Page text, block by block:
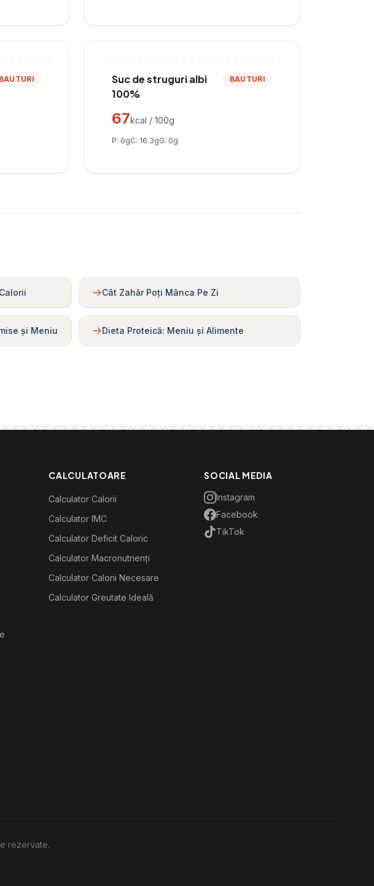
BAUTURI
Suc de struguri albi
100%
BAUTURI
67kcal / 100g
P: 0gC: 16.3gG: 0g
Cât Zahăr Poți Mânca Pe Zi
și Meniu Dieta Proteică: Meniu și Alimente
CALCULATOARE
Calculator Calorii
Calculator IMC
Calculator Deficit Caloric
Calculator Macronutrienți
Calculator Calorii Necesare
Calculator Greutate Ideală
SOCIAL MEDIA
Instagram
Facebook
TikTok
rezervate.